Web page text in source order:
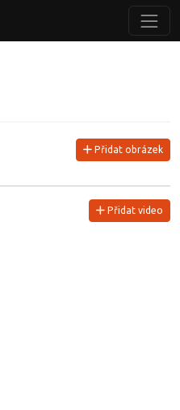
Přidat obrázek
Přidat video